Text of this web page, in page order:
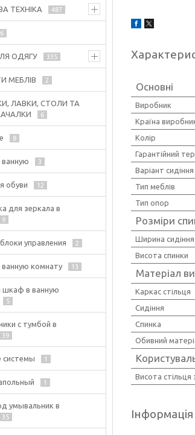
Основні
Виробник
Країна
Колір
Гарантійний
Варіант сидіння
Тип меблів
Тип опор
Розміри
Ширина сидіння
Висота спинки
Матеріал
Каркас стільця
Сидіння
Спинка
Обивний
Висота стільця
ТЕХНІКА 487
6
ОДЯГУ 335
МЕБЛІВ 2
ЛАВКИ, СТОЛИ ТА
6
8
3
обуви 12
для зеркала в
9
управления 2
комнату 13
шкаф в ванную
5
с тумбой в
39
1
1
умывальник в
35